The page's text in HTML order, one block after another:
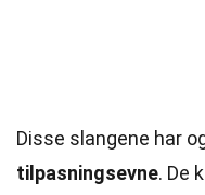
Disse slangene har
tilpasningsevne. De